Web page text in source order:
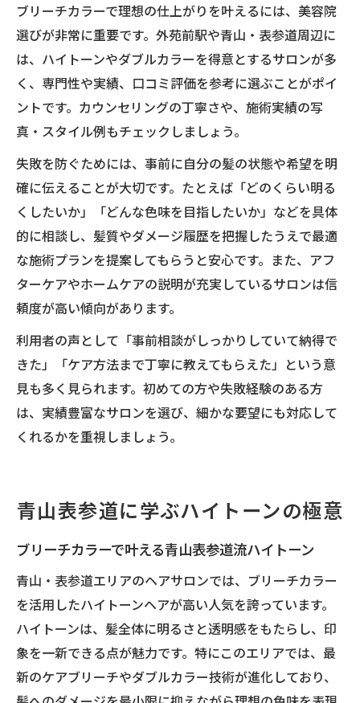
ブリーチカラーで理想の仕上がりを叶えるには、美容院
選びが非常に重要です。外苑前駅や青山・表参道周辺に
は、ハイトーンやダブルカラーを得意とするサロンが多
く、専門性や実績、口コミ評価を参考に選ぶことがポイ
ントです。カウンセリングの丁寧さや、施術実績の写
真・スタイル例もチェックしましょう。
失敗を防ぐためには、事前に自分の髪の状態や希望を明
確に伝えることが大切です。たとえば「どのくらい明る
くしたいか」「どんな色味を目指したいか」などを具体
的に相談し、髪質やダメージ履歴を把握したうえで最適
な施術プランを提案してもらうと安心です。また、アフ
ターケアやホームケアの説明が充実しているサロンは信
頼度が高い傾向があります。
利用者の声として「事前相談がしっかりしていて納得で
きた」「ケア方法まで丁寧に教えてもらえた」という意
見も多く見られます。初めての方や失敗経験のある方
は、実績豊富なサロンを選び、細かな要望にも対応して
くれるかを重視しましょう。
青山表参道に学ぶハイトーンの極意
ブリーチカラーで叶える青山表参道流ハイトーン
青山・表参道エリアのヘアサロンでは、ブリーチカラー
を活用したハイトーンヘアが高い人気を誇っています。
ハイトーンは、髪全体に明るさと透明感をもたらし、印
象を一新できる点が魅力です。特にこのエリアでは、最
新のケアブリーチやダブルカラー技術が進化しており、